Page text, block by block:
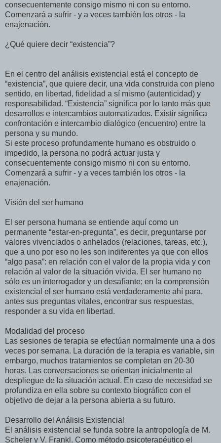
consecuentemente consigo mismo ni con su entorno.
Comenzará a sufrir - y a veces también los otros - la
enajenación.
¿Qué quiere decir “existencia”?
En el centro del análisis existencial está el concepto de
“existencia”, que quiere decir, una vida construida con pleno
sentido, en libertad, fidelidad a sí mismo (autenticidad) y
responsabilidad. “Existencia” significa por lo tanto más que
desarrollos e intercambios automatizados. Existir significa
confrontación e intercambio dialógico (encuentro) entre la
persona y su mundo.
Si este proceso profundamente humano es obstruido o
impedido, la persona no podrá actuar justa y
consecuentemente consigo mismo ni con su entorno.
Comenzará a sufrir - y a veces también los otros - la
enajenación.
Visión del ser humano
El ser persona humana se entiende aquí como un
permanente “estar-en-pregunta”, es decir, preguntarse por
valores vivenciados o anhelados (relaciones, tareas, etc.),
que a uno por eso no les son indiferentes ya que con ellos
“algo pasa”: en relación con el valor de la propia vida y con
relación al valor de la situación vivida. El ser humano no
sólo es un interrogador y un desafiante; en la comprensión
existencial el ser humano está verdaderamente ahí para,
antes sus preguntas vitales, encontrar sus respuestas,
responder a su vida en libertad.
Modalidad del proceso
Las sesiones de terapia se efectúan normalmente una a dos
veces por semana. La duración de la terapia es variable, sin
embargo, muchos tratamientos se completan en 20-30
horas. Las conversaciones se orientan inicialmente al
despliegue de la situación actual. En caso de necesidad se
profundiza en ella sobre su contexto biográfico con el
objetivo de dejar a la persona abierta a su futuro.
Desarrollo del Análisis Existencial
El análisis existencial se funda sobre la antropología de M.
Scheler y V. Frankl. Como método psicoterapéutico el